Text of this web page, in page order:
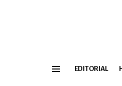
EDITORIAL